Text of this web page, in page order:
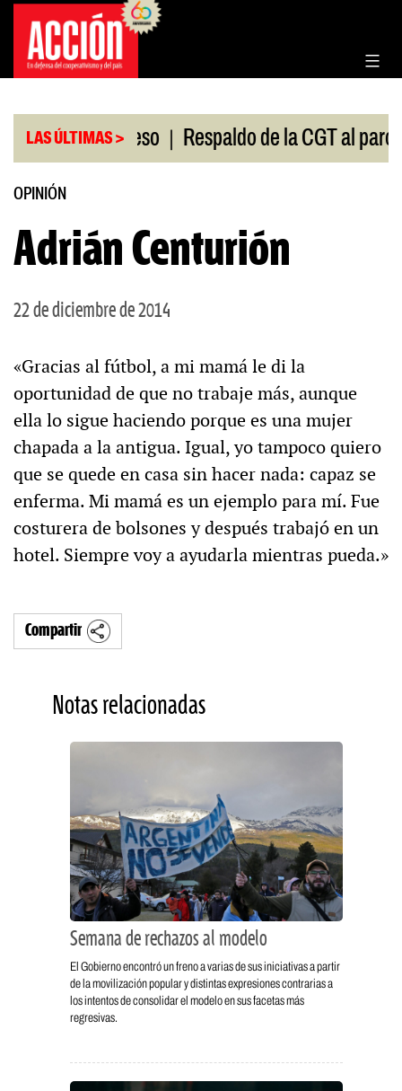
Saltar
contenido
LAS ÚLTIMAS >
en el Congreso | Respaldo de la CGT al paro
OPINIÓN
Adrián Centurión
22 de diciembre de 2014
«Gracias al fútbol, a mi mamá le di la
oportunidad de que no trabaje más, aunque
ella lo sigue haciendo porque es una mujer
chapada a la antigua. Igual, yo tampoco quiero
que se quede en casa sin hacer nada: capaz se
enferma. Mi mamá es un ejemplo para mí. Fue
costurera de bolsones y después trabajó en un
hotel. Siempre voy a ayudarla mientras pueda.»
Compartir
Notas relacionadas
Semana de rechazos al modelo
El Gobierno encontró un freno a varias de sus iniciativas a partir
de la movilización popular y distintas expresiones contrarias a
los intentos de consolidar el modelo en sus facetas más
regresivas.